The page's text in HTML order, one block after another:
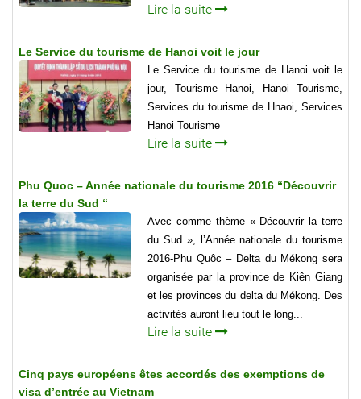
Lire la suite
Le Service du tourisme de Hanoi voit le jour
Le Service du tourisme de Hanoi voit le
jour, Tourisme Hanoi, Hanoi Tourisme,
Services du tourisme de Hnaoi, Services
Hanoi Tourisme
Lire la suite
Phu Quoc – Année nationale du tourisme 2016 “Découvrir
la terre du Sud “
Avec comme thème « Découvrir la terre
du Sud », l’Année nationale du tourisme
2016-Phu Quôc – Delta du Mékong sera
organisée par la province de Kiên Giang
et les provinces du delta du Mékong. Des
activités auront lieu tout le long...
Lire la suite
Cinq pays européens êtes accordés des exemptions de
visa d’entrée au Vietnam